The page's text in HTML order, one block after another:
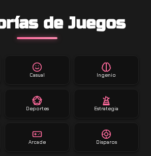
de Juegos
Casual Ingenio
Deportes Estrategia
Arcade Disparos